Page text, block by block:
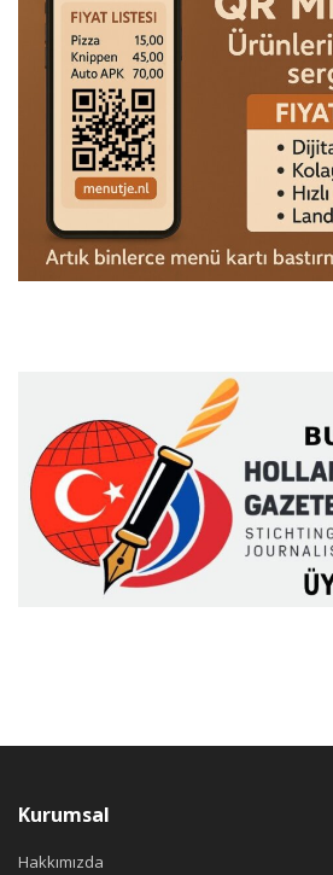
Kurumsal
Hakkımızda